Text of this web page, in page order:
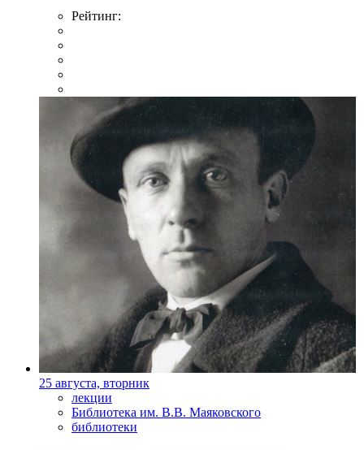
Рейтинг:
25 августа, вторник
лекции
Библиотека им. В.В. Маяковского
библиотеки